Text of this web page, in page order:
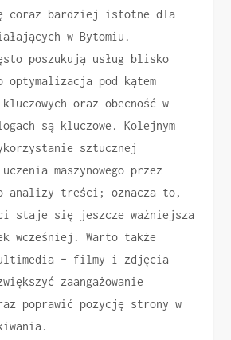
coraz bardziej istotne dla
w Bytomiu.
poszukują usług blisko
pod kątem
oraz obecność w
są kluczowe. Kolejnym
sztucznej
maszynowego przez
analizy treści; oznacza to,
staje się jeszcze ważniejsza
wcześniej. Warto także
– filmy i zdjęcia
zaangażowanie
poprawić pozycję strony w